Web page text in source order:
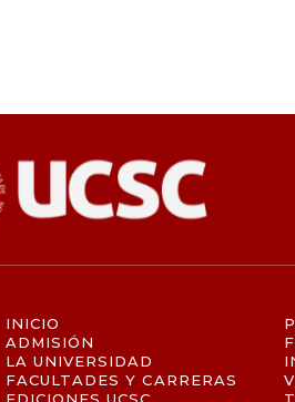
INICIO
ADMISIÓN
LA UNIVERSIDAD
FACULTADES Y CARRERAS